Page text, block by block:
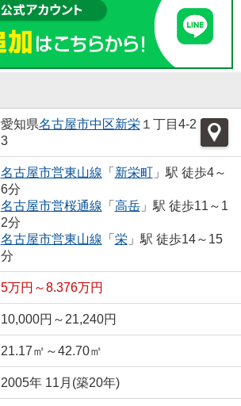
愛知県名古屋市中区新栄１丁目4-2
3
名古屋市営東山線 「 新栄町」駅 徒歩4～
6分
名古屋市営桜通線 「 高岳」駅 徒歩11～1
2分
名古屋市営東山線 「 栄」駅 徒歩14～15
分
5万円～8.376万円
10,000円～21,240円
21.17㎡～42.70㎡
2005年 11月(築20年)